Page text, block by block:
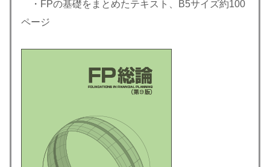
・FPの基礎をまとめたテキスト、B5サイズ約100
ページ